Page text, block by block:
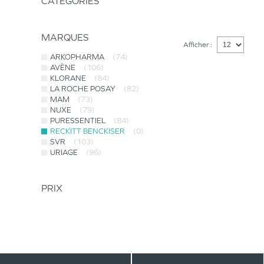
MARQUES
ARKOPHARMA
(74)
AVÈNE
(106)
KLORANE
(84)
LA ROCHE POSAY
(82)
MAM
(73)
NUXE
(79)
PURESSENTIEL
(84)
RECKITT BENCKISER
(0)
SVR
(103)
URIAGE
(96)
PRIX
Afficher :